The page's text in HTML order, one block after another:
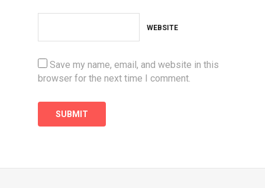
WEBSITE
Save my name, email, and website in this
browser for the next time I comment.